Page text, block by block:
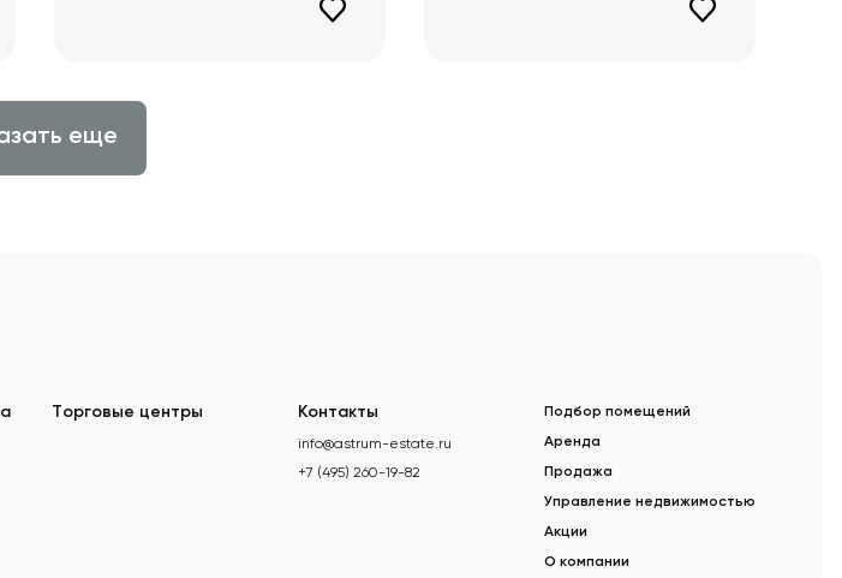
еще
Торговые центры
Контакты
info@astrum-estate.ru
+7 (495) 260-19-82
Подбор помещений
Аренда
Продажа
Управление недвижимостью
Акции
О компании